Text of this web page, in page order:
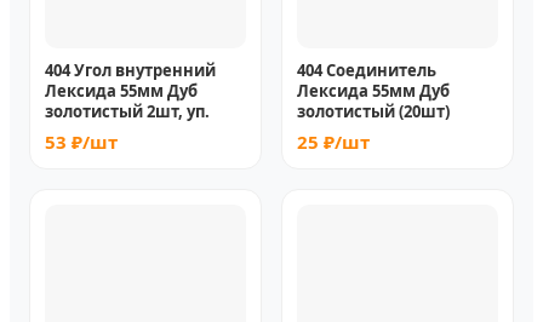
404 Угол внутренний
Лексида 55мм Дуб
золотистый 2шт, уп.
53 ₽/шт
404 Соединитель
Лексида 55мм Дуб
золотистый (20шт)
25 ₽/шт